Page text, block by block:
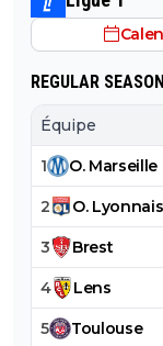
REGULAR SEASON
Équipe
1 O. Marseille
2 O. Lyonnais
3 Brest
4 Lens
5 Toulouse